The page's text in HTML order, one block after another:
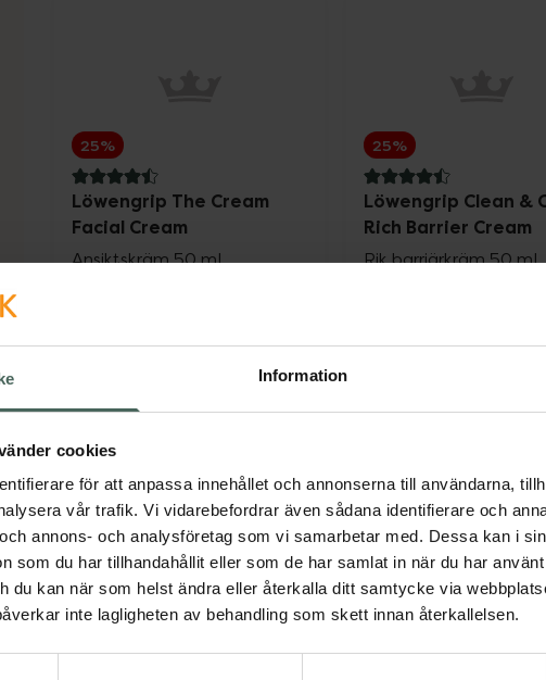
Information
cookies
för att anpassa innehållet och annonserna till användarna,
vår trafik. Vi vidarebefordrar även sådana identifierare och
annons- och analysföretag som vi samarbetar med. Dessa kan i
som du har tillhandahållit eller som de har samlat in när du har
du kan när som helst ändra eller återkalla ditt samtycke via
inte lagligheten av behandling som skett innan återkallelsen.
25%
4.5 av 5 i omdöme
Löwengrip The Cream
Facial Cream
Ansiktskräm 50 ml
25%
4.5 av 5 i omdöme
Löwengrip Clean &
Rich Barrier Cream
Rik barriärkräm 50 ml
25%
4.8 av 5 i omdöme
25%
3.7 av 5 i omdöme